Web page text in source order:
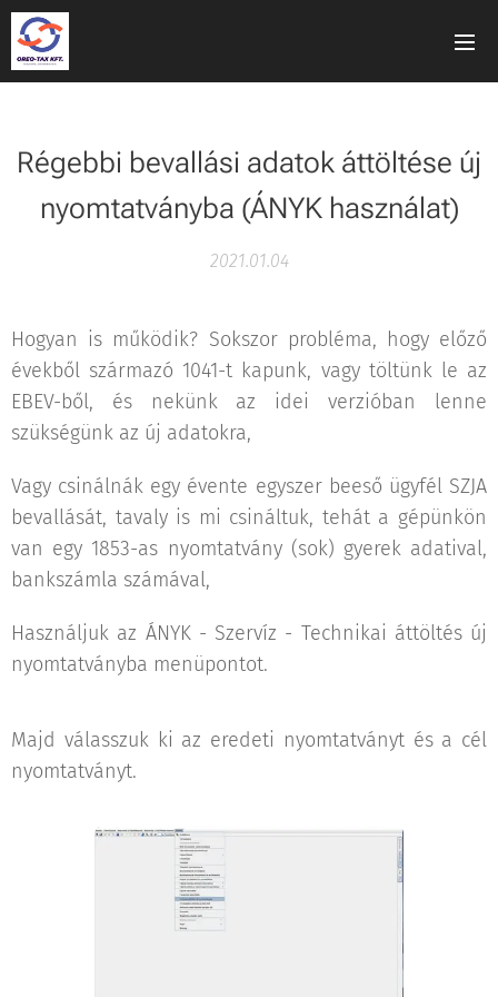
Régebbi bevallási adatok áttöltése új
nyomtatványba (ÁNYK használat)
2021.01.04
Hogyan is működik? Sokszor probléma, hogy előző
évekből származó 1041-t kapunk, vagy töltünk le az
EBEV-ből, és nekünk az idei verzióban lenne
szükségünk az új adatokra,
Vagy csinálnák egy évente egyszer beeső ügyfél SZJA
bevallását, tavaly is mi csináltuk, tehát a gépünkön
van egy 1853-as nyomtatvány (sok) gyerek adatival,
bankszámla számával,
Használjuk az ÁNYK - Szervíz - Technikai áttöltés új
nyomtatványba menüpontot.
Majd válasszuk ki az eredeti nyomtatványt és a cél
nyomtatványt.